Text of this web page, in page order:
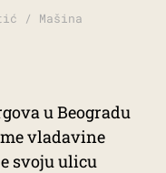
/ Mašina
u Beogradu
vladavine
svoju ulicu